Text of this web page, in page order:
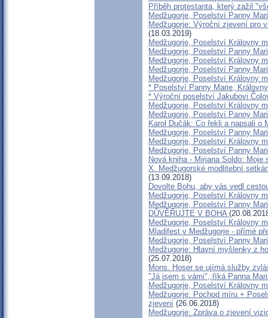
Příběh protestanta, který zažil
Medžugorje, Poselství Panny
Medžugorje: Výroční zjevení pro
(18.03.2019)
Medžugorje, Poselství Královny
Medžugorje, Poselství Panny
Medžugorje, Poselství Královny
Medžugorje, Poselství Panny
Medžugorje, Poselství Královny
* Poselství Panny Marie,
* Výroční poselství Jakubovi
Medžugorje, Poselství Královny
Medžugorje, Poselství Panny
Karol Dučák: Co řekli a napsali o
Medžugorje, Poselství Panny
Medžugorje, Poselství Královny
Medžugorje, Poselství Panny
Nová kniha - Mirjana Soldo:
X. Medžugorské modlitební
(13.09.2018)
Dovolte Bohu, aby vás vedl
Medžugorje, Poselství Královny
Medžugorje, Poselství Panny
DŮVĚŘUJTE V BOHA
Medžugorje, Poselství Královny
Mladifest v Medžugorje - přímé
Medžugorje, Poselství Panny
Medžugorje: Hlavní myšlenky z
(25.07.2018)
Mons. Hoser se ujímá služby
"Já jsem s vámi", říká Panna
Medžugorje, Poselství Královny
Medžugorje: Pochod míru +
zjevení (26.06.2018)
Medžugorje: Zpráva o zjevení